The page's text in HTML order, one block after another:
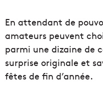
En attendant de
amateurs peuvent
parmi une dizaine de
surprise originale et
fêtes de fin d’année.